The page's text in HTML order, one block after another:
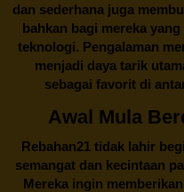
dan sederhana juga
bahkan bagi mereka
teknologi. Pengalaman
menjadi daya tarik
sebagai favorit di
Awal Mula
Rebahan21 tidak lahir
semangat dan kecintaan
Mereka ingin